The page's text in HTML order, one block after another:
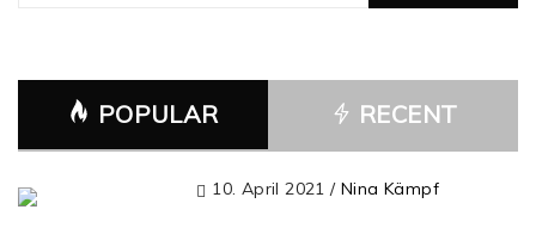
POPULAR RECENT
10. April 2021/ Nina Kämpf